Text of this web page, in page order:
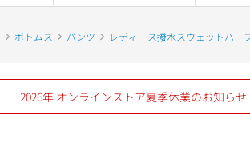
ボトムス パンツ レディース撥水スウェットハー
2026年 オンラインストア夏季休業のお知らせ